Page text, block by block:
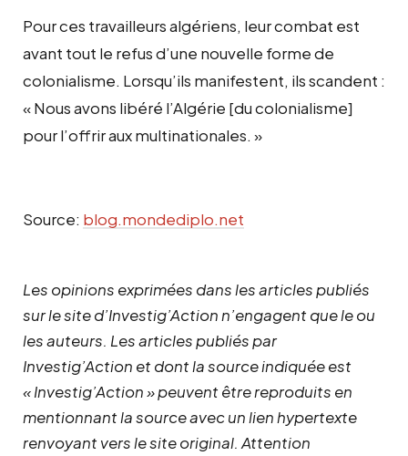
Pour ces travailleurs algériens, leur combat est
avant tout le refus d’une nouvelle forme de
colonialisme. Lorsqu’ils manifestent, ils scandent :
« Nous avons libéré l’Algérie [du colonialisme]
pour l’offrir aux multinationales. »
Source: blog.mondediplo.net
Les opinions exprimées dans les articles publiés
sur le site d’Investig’Action n’engagent que le ou
les auteurs. Les articles publiés par
Investig’Action et dont la source indiquée est
« Investig’Action » peuvent être reproduits en
mentionnant la source avec un lien hypertexte
renvoyant vers le site original. Attention